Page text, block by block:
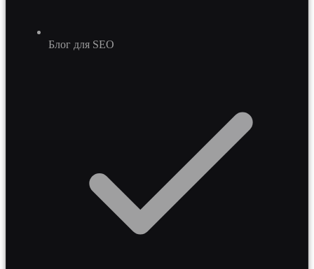
Блог для SEO